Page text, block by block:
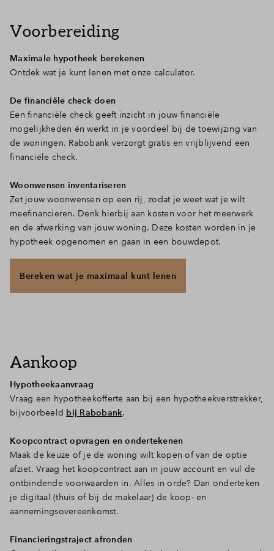
Voorbereiding
Maximale hypotheek berekenen
Ontdek wat je kunt lenen met onze calculator.
De financiële check doen
Een financiële check geeft inzicht in jouw financiële
mogelijkheden én werkt in je voordeel bij de toewijzing van
de woningen. Rabobank verzorgt gratis en vrijblijvend een
financiële check.
Woonwensen inventariseren
Zet jouw woonwensen op een rij, zodat je weet wat je wilt
meefinancieren. Denk hierbij aan kosten voor het meerwerk
en de afwerking van jouw woning. Deze kosten worden in je
hypotheek opgenomen en gaan in een bouwdepot.
Bereken wat je maximaal kunt lenen
Aankoop
Hypotheekaanvraag
Vraag een hypotheekofferte aan bij een hypotheekverstrekker,
bijvoorbeeld bij Rabobank.
Koopcontract opvragen en ondertekenen
Maak de keuze of je de woning wilt kopen of van de optie
afziet. Vraag het koopcontract aan in jouw account en vul de
ontbindende voorwaarden in. Alles in orde? Dan onderteken
je digitaal (thuis of bij de makelaar) de koop- en
aannemingsovereenkomst.
Financieringstraject afronden